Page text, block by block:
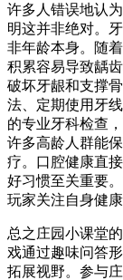
许多人错误地认
明这并非绝对。
非年龄本身。随
积累容易导致龋
破坏牙龈和支撑
法、定期使用牙
的专业牙科检查
许多高龄人群能
疗。口腔健康直
好习惯至关重要
玩家关注自身健
总之庄园小课堂
戏通过趣味问答
拓展视野。参与